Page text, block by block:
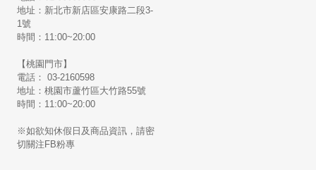
地址：新北市新店區安康路二段3-
1號
時間：11:00~20:00
【桃園門市】
電話： 03-2160598
地址：桃園市蘆竹區大竹路55號
時間：11:00~20:00
※如欲知休假日及商品資訊，請密
切關注FB粉專